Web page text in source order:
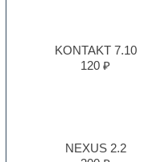
KONTAKT 7.10
120 ₽
NEXUS 2.2